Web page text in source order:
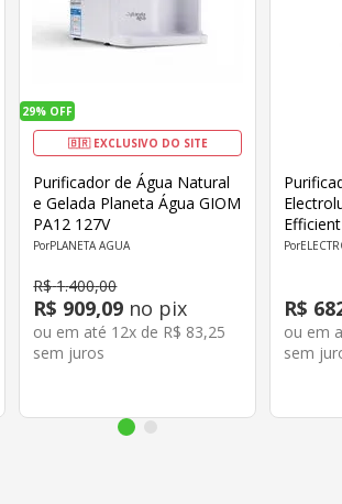
29% OFF
🇧🇷 EXCLUSIVO DO SITE
Purificador de Água Natural
e Gelada Planeta Água GIOM
PA12 127V
PLANETA AGUA
R$ 1.400,00
R$ 909,09 no pix
ou em até 12x de R$ 83,25
sem juros
Bivolt
R$
ou em
sem